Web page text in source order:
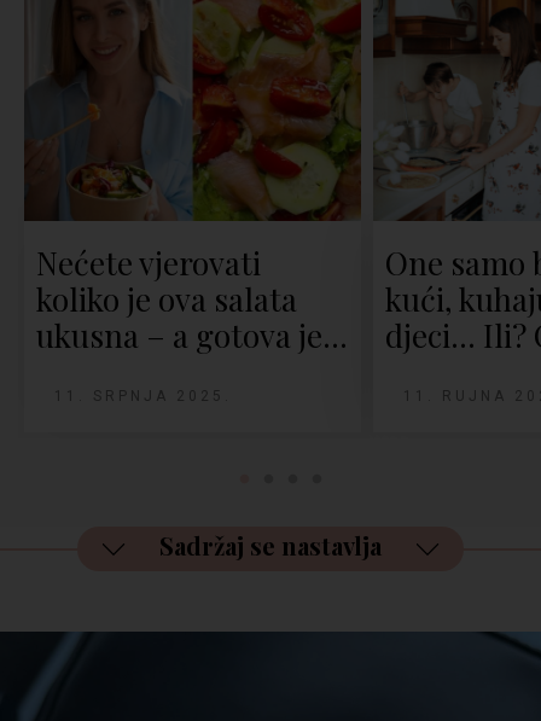
Nećete vjerovati
koliko je ova salata
ukusna – a gotova je…
11. SRPNJA 2025.
One samo
kući,
djeci... Ili?
11. RUJNA
Sadržaj se nastavlja